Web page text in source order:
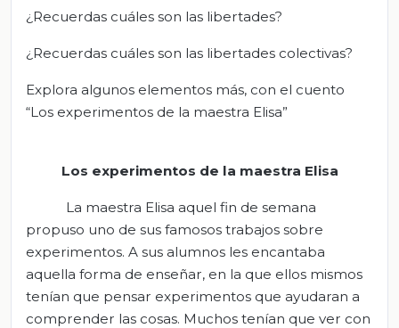
¿Recuerdas cuáles son las libertades?
¿Recuerdas cuáles son las libertades colectivas?
Explora algunos elementos más, con el cuento
“Los experimentos de la maestra Elisa”
Los experimentos de la maestra Elisa
La maestra Elisa aquel fin de semana
propuso uno de sus famosos trabajos sobre
experimentos. A sus alumnos les encantaba
aquella forma de enseñar, en la que ellos mismos
tenían que pensar experimentos que ayudaran a
comprender las cosas. Muchos tenían que ver con